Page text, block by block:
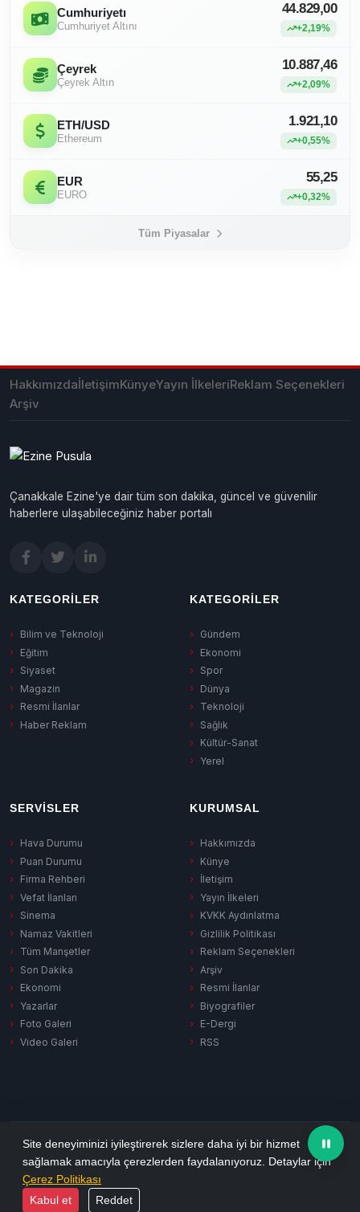
Cumhuriyetı
Cumhuriyet Altını
44.829,00
+2,19%
Çeyrek
Çeyrek Altın
10.887,46
+2,09%
ETH/USD
Ethereum
1.921,10
+0,55%
EUR
EURO
55,25
+0,32%
Tüm Piyasalar
HakkımızdaİletişimKünyeYayın İlkeleriReklam Seçenekleri
Arşiv
Çanakkale Ezine'ye dair tüm son dakika, güncel ve güvenilir
haberlere ulaşabileceğiniz haber portalı
KATEGORILER
Bilim ve Teknoloji
Eğitim
Siyaset
Magazin
Resmi İlanlar
Haber Reklam
KATEGORILER
Gündem
Ekonomi
Spor
Dünya
Teknoloji
Sağlık
Kültür-Sanat
Yerel
SERVISLER
Hava Durumu
Puan Durumu
Firma Rehberi
Vefat İlanları
Sinema
Namaz Vakitleri
Tüm Manşetler
Son Dakika
Ekonomi
Yazarlar
Foto Galeri
Video Galeri
KURUMSAL
Hakkımızda
Künye
İletişim
Yayın İlkeleri
KVKK Aydınlatma
Gizlilik Politikası
Reklam Seçenekleri
Arşiv
Resmi İlanlar
Biyografiler
E-Dergi
RSS
Gizlilik Politikası KVKK AydınlatmaÇerez PolitikasıRSS
© 2026 Ezine Pusula. Tüm hakları saklıdır.
Yazılım:
Site deneyiminizi iyileştirerek sizlere daha iyi bir hizmet
sağlamak amacıyla çerezlerden faydalanıyoruz. Detaylar için
Çerez Politikası
Kabul et
Reddet